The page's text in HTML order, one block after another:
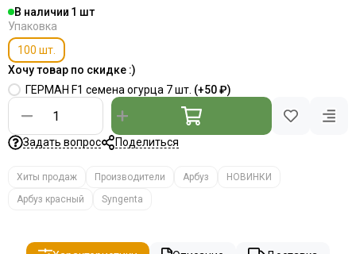
В наличии 1
Упаковка
100 шт.
Хочу товар по скидке :)
ГЕРМАН F1 семена огурца 7 шт. (+50 ₽)
Задать вопрос Поделиться
Хиты продаж Производители Арбуз
НОВИНКИ
Арбуз красный
Syngenta